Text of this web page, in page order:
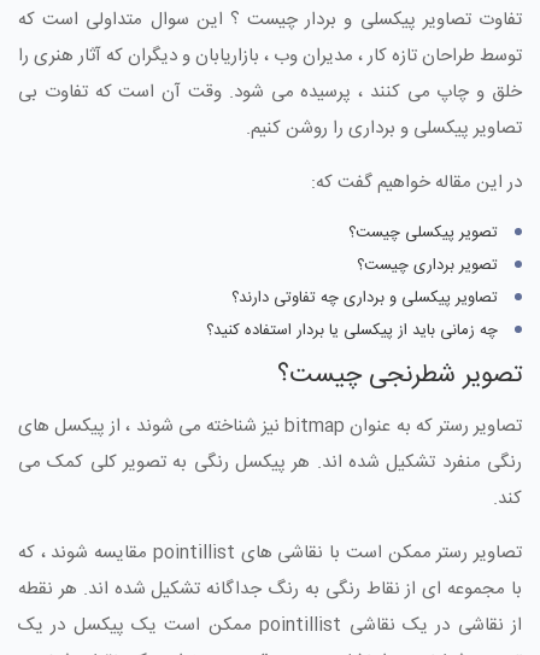
تفاوت تصاویر پیکسلی و بردار چیست ؟ این سوال متداولی است که
توسط طراحان تازه کار ، مدیران وب ، بازاریابان و دیگران که آثار هنری را
خلق و چاپ می کنند ، پرسیده می شود. وقت آن است که تفاوت بی
تصاویر پیکسلی و برداری را روشن کنیم.
در این مقاله خواهیم گفت که:
تصویر پیکسلی چیست؟
تصویر برداری چیست؟
تصاویر پیکسلی و برداری چه تفاوتی دارند؟
چه زمانی باید از پیکسلی یا بردار استفاده کنید؟
تصویر شطرنجی چیست؟
تصاویر رستر که به عنوان bitmap نیز شناخته می شوند ، از پیکسل های
رنگی منفرد تشکیل شده اند. هر پیکسل رنگی به تصویر کلی کمک می
کند.
تصاویر رستر ممکن است با نقاشی های pointillist مقایسه شوند ، که
با مجموعه ای از نقاط رنگی به رنگ جداگانه تشکیل شده اند. هر نقطه
از نقاشی در یک نقاشی pointillist ممکن است یک پیکسل در یک